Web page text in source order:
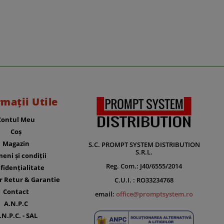
Utile
Meu
Coș
Magazin
și condiții
Retur & Garantie
Contact
A.N.P.C
- SAL
S.C. PROMPT SYSTEM DISTRIBUTION
S.R.L.
Reg. Com.: J40/6555/2014
C.U.I. : RO33234768
email: office@promptsystem.ro